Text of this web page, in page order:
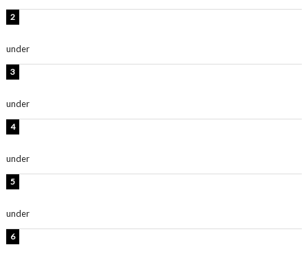
under
under
under
under